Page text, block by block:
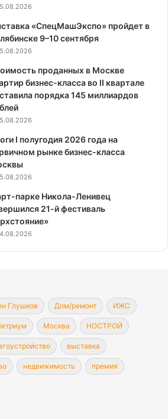
«СпецМашЭкспо» пройдет в
9–10 сентября
проданных в Москве
бизнес-класса во II квартале
порядка 145 миллиардов
I полугодия 2026 года на
рынке бизнес-класса
парке Никола-Ленивец
21-й фестиваль
Глушков Дом/ремонт ИЖС
Москва НОСТРОЙ
выставка
недвижимость премия